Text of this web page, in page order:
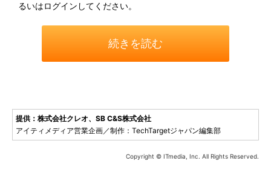
るいはログインしてください。
続きを読む
提供：株式会社クレオ、SB C&S株式会社
アイティメディア営業企画／制作：TechTargetジャパン編集部
Copyright © ITmedia, Inc. All Rights Reserved.